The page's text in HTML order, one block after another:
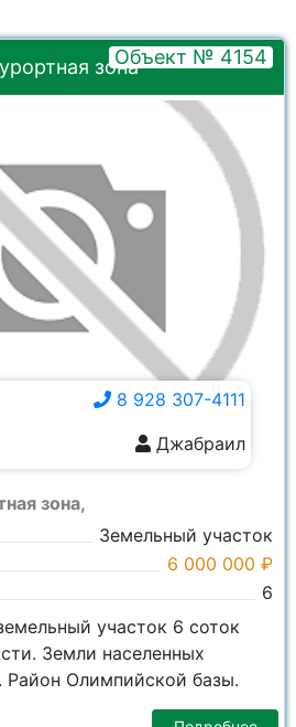
зонаОбъект № 4154
зона,
Земельный участок
6 000 000 ₽
6
8 928 307-4111
Джабраил
участок 6 соток
Земли населенных
Район Олимпийской базы.